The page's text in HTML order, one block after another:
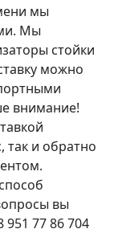
мы
Мы
стойки
можно
внимание!
так и обратно
вы
77 86 704